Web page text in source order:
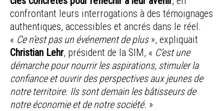
confrontant leurs interrogations à des témoignages
authentiques, accessibles et ancrés dans le réel.
« Ce n’est pas un événement de plus», expliquait
Christian Lehr, président de la SIM, « C’est une
démarche pour nourrir les aspirations, stimuler la
confiance et ouvrir des perspectives aux jeunes de
notre territoire. Ils sont demain les bâtisseurs de
notre économie et de notre société. »